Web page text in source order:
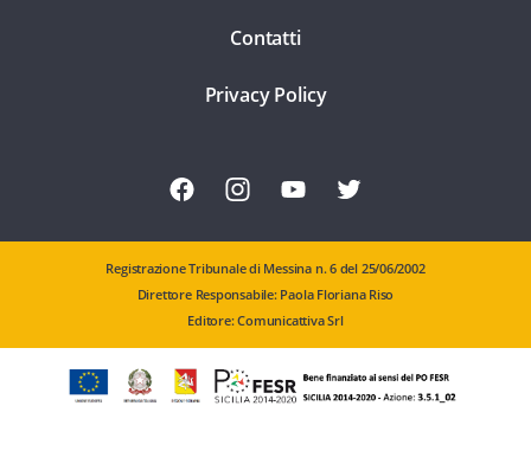
Contatti
Privacy Policy
Registrazione Tribunale di Messina n. 6 del 25/06/2002
Direttore Responsabile: Paola Floriana Riso
Editore: Comunicattiva Srl